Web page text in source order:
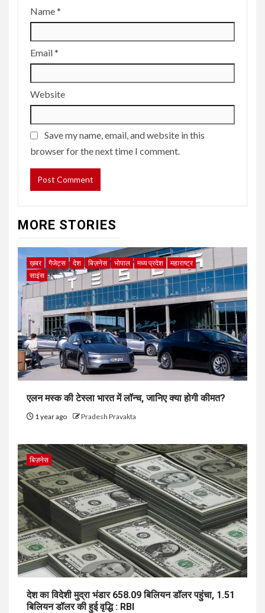
Name*
Email*
Website
Save my name, email, and website in this
browser for the next time I comment.
MORE STORIES
ख़बर गैजेट्स देश बिज़नेस भोपाल मध्य प्रदेश
महाराष्ट्र
साइंस
एलन मस्क की टेस्ला भारत में लॉन्च, जानिए क्या होगी कीमत?
1 year ago Pradesh Pravakta
बिज़नेस
देश का विदेशी मुद्रा भंडार 658.09 बिलियन डॉलर पहुंचा, 1.51
बिलियन डॉलर की हुई वृद्ध‍ि : RBI